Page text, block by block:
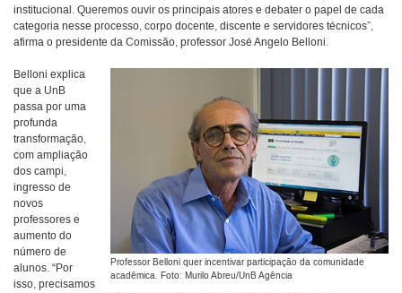
institucional. Queremos ouvir os principais atores e debater o papel de cada
categoria nesse processo, corpo docente, discente e servidores técnicos”,
afirma o presidente da Comissão, professor José Angelo Belloni.
Professor Belloni quer incentivar participação da comunidade
acadêmica. Foto: Murilo Abreu/UnB Agência
Belloni explica
que a UnB
passa por uma
profunda
transformação,
com ampliação
dos campi,
ingresso de
novos
professores e
aumento do
número de
alunos. “Por
isso, precisamos